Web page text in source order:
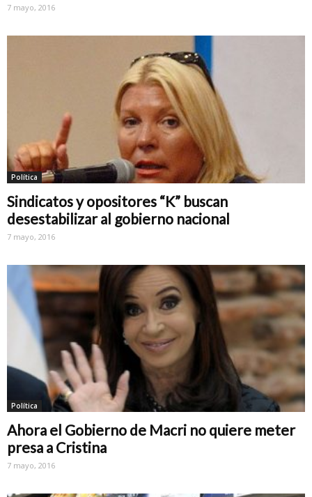
7 mayo, 2016
Política
Sindicatos y opositores “K” buscan
desestabilizar al gobierno nacional
7 mayo, 2016
Política
Ahora el Gobierno de Macri no quiere meter
presa a Cristina
7 mayo, 2016